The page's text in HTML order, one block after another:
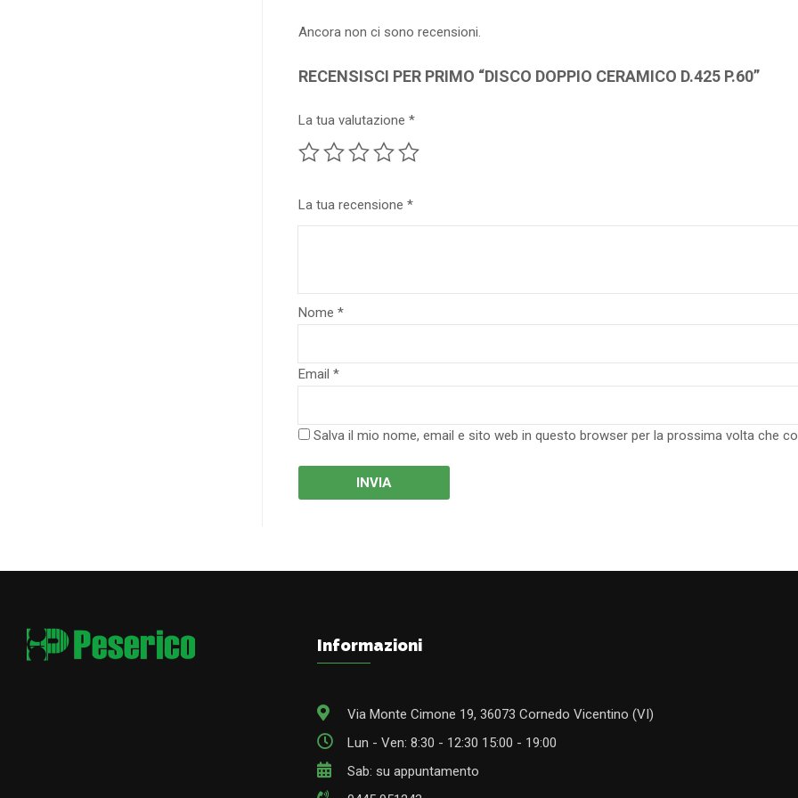
Ancora non ci sono recensioni.
RECENSISCI PER PRIMO “DISCO DOPPIO CERAMICO D.425 P.60”
La tua valutazione *
La tua recensione *
Nome *
Email *
Salva il mio nome, email e sito web in questo browser per la prossima volta che
Informazioni
Via Monte Cimone 19, 36073 Cornedo Vicentino (VI)
Lun - Ven: 8:30 - 12:30 15:00 - 19:00
Sab: su appuntamento